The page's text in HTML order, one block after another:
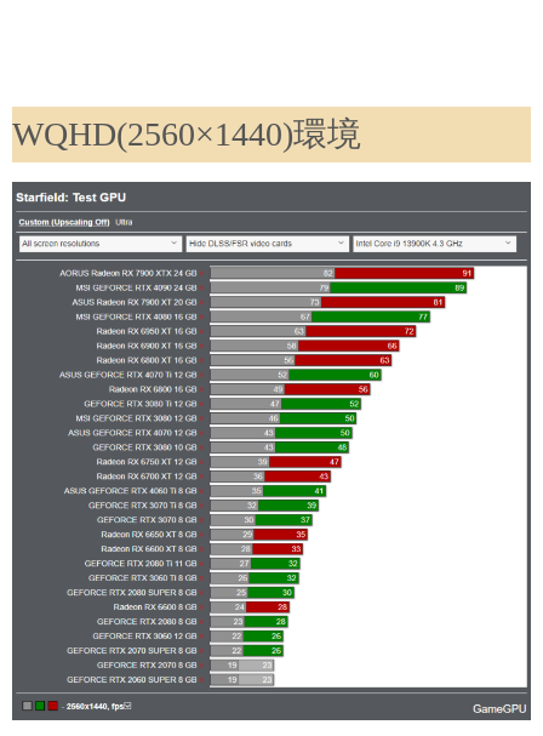
WQHD(2560×1440)環境